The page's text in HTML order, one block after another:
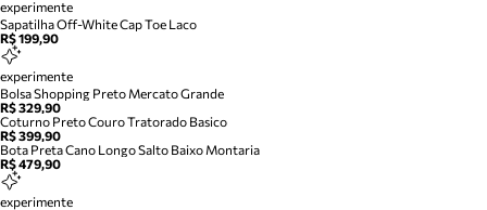
experimente
Sapatilha Off-White Cap Toe Laco
R$ 199,90
experimente
Bolsa Shopping Preto Mercato Grande
R$ 329,90
Coturno Preto Couro Tratorado Basico
R$ 399,90
Bota Preta Cano Longo Salto Baixo Montaria
R$ 479,90
experimente